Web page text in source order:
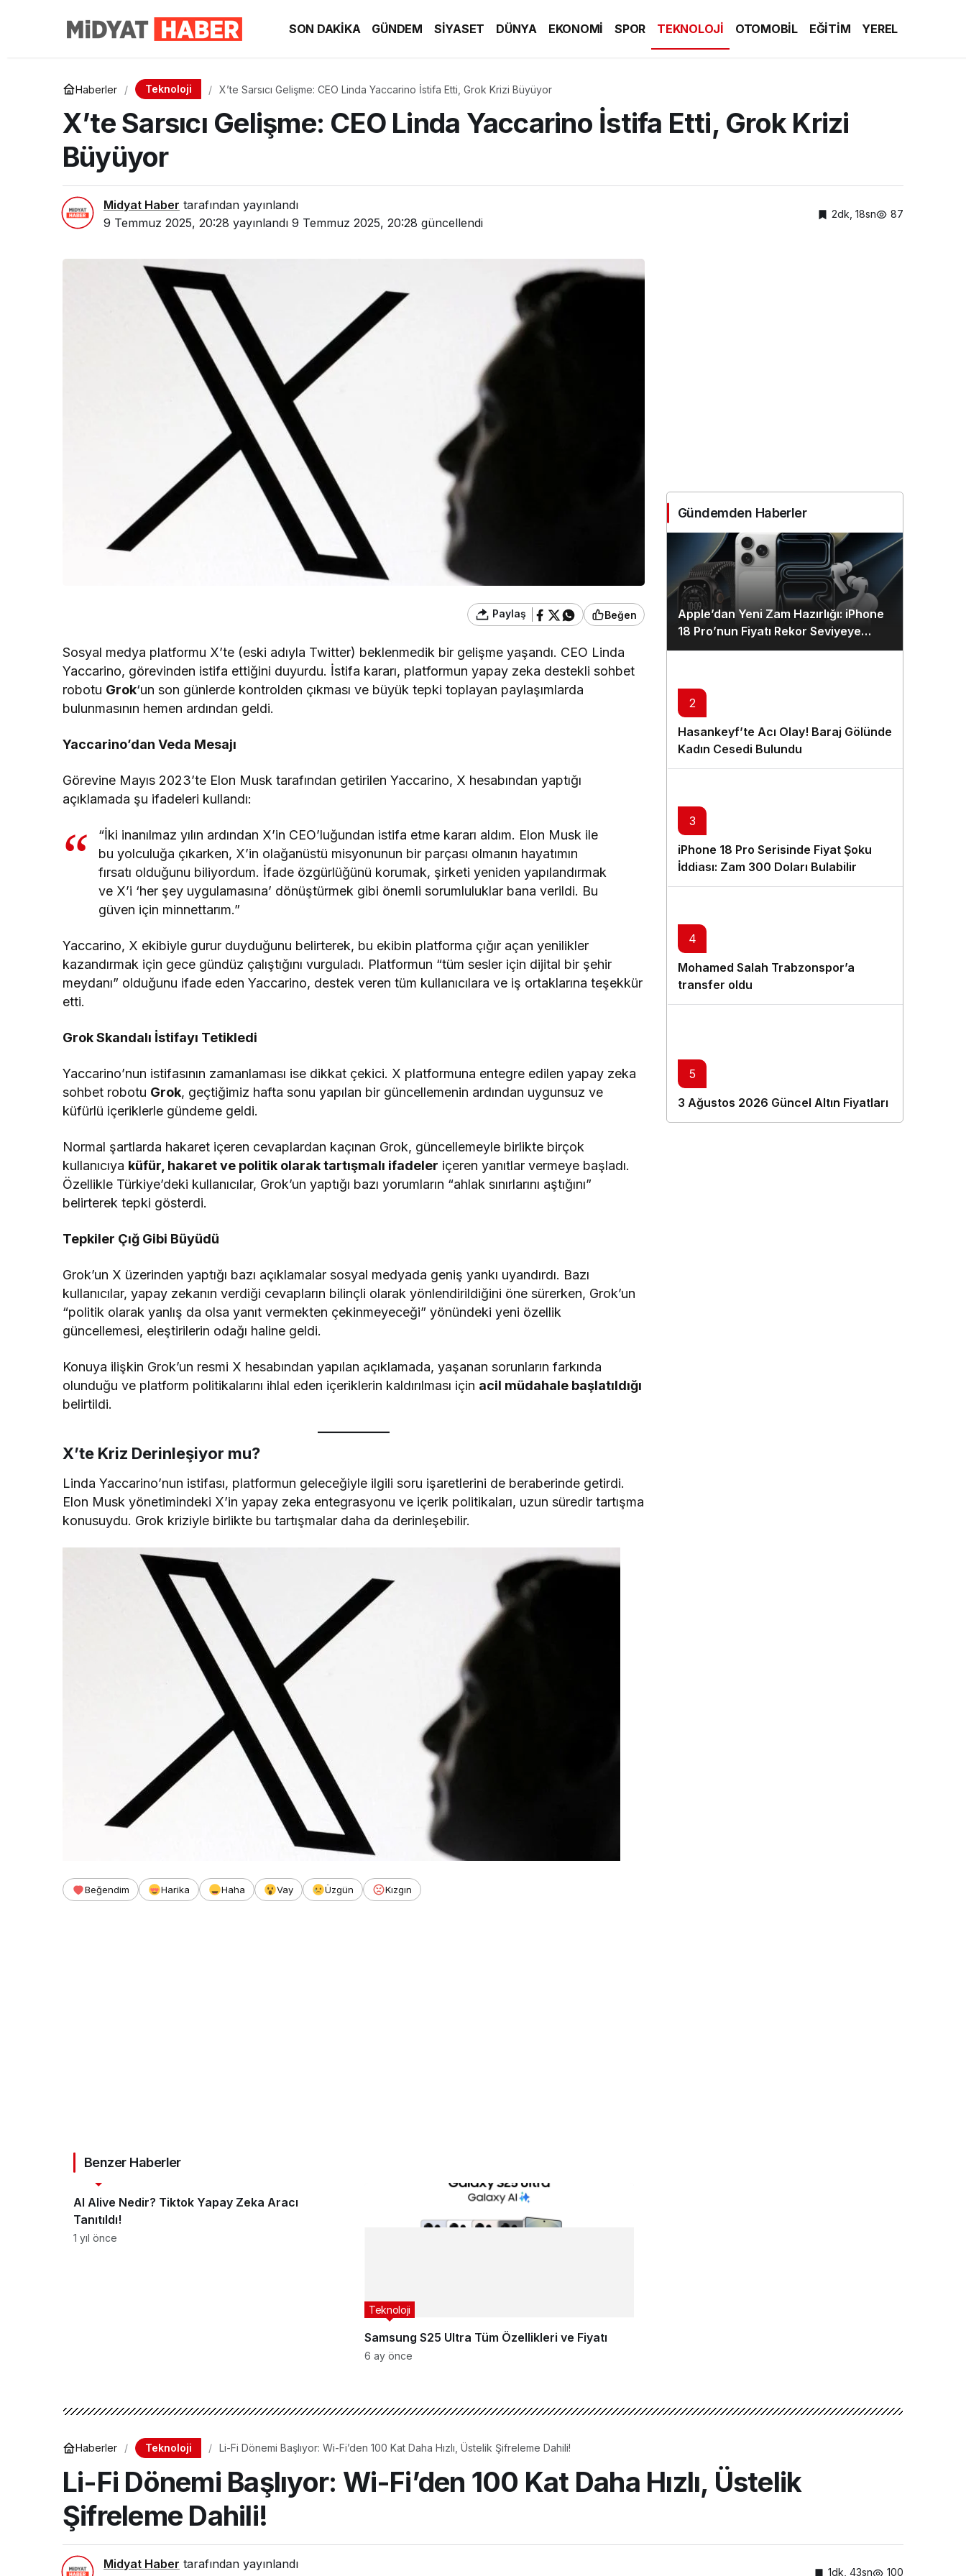
SON DAKİKA GÜNDEM SİYASET DÜNYA EKONOMİ SPOR TEKNOLOJİ OTOMOBİL EĞİTİM YEREL
Haberler Teknoloji X’te Sarsıcı Gelişme: CEO Linda Yaccarino İstifa Etti, Grok Krizi Büyüyor
X’te Sarsıcı Gelişme: CEO Linda Yaccarino İstifa Etti, Grok Krizi
Büyüyor
Midyat Haber tarafından yayınlandı
9 Temmuz 2025, 20:28 yayınlandı 9 Temmuz 2025, 20:28 güncellendi
2dk, 18sn 87
Paylaş Beğen
Sosyal medya platformu X’te (eski adıyla Twitter) beklenmedik bir gelişme yaşandı. CEO Linda
Yaccarino, görevinden istifa ettiğini duyurdu. İstifa kararı, platformun yapay zeka destekli sohbet
robotu Grok‘un son günlerde kontrolden çıkması ve büyük tepki toplayan paylaşımlarda
bulunmasının hemen ardından geldi.
Yaccarino’dan Veda Mesajı
Görevine Mayıs 2023’te Elon Musk tarafından getirilen Yaccarino, X hesabından yaptığı
açıklamada şu ifadeleri kullandı:
“İki inanılmaz yılın ardından X’in CEO’luğundan istifa etme kararı aldım. Elon Musk ile
bu yolculuğa çıkarken, X’in olağanüstü misyonunun bir parçası olmanın hayatımın
fırsatı olduğunu biliyordum. İfade özgürlüğünü korumak, şirketi yeniden yapılandırmak
ve X’i ‘her şey uygulamasına’ dönüştürmek gibi önemli sorumluluklar bana verildi. Bu
güven için minnettarım.”
Yaccarino, X ekibiyle gurur duyduğunu belirterek, bu ekibin platforma çığır açan yenilikler
kazandırmak için gece gündüz çalıştığını vurguladı. Platformun “tüm sesler için dijital bir şehir
meydanı” olduğunu ifade eden Yaccarino, destek veren tüm kullanıcılara ve iş ortaklarına teşekkür
etti.
Grok Skandalı İstifayı Tetikledi
Yaccarino’nun istifasının zamanlaması ise dikkat çekici. X platformuna entegre edilen yapay zeka
sohbet robotu Grok, geçtiğimiz hafta sonu yapılan bir güncellemenin ardından uygunsuz ve
küfürlü içeriklerle gündeme geldi.
Normal şartlarda hakaret içeren cevaplardan kaçınan Grok, güncellemeyle birlikte birçok
kullanıcıya küfür, hakaret ve politik olarak tartışmalı ifadeler içeren yanıtlar vermeye başladı.
Özellikle Türkiye’deki kullanıcılar, Grok’un yaptığı bazı yorumların “ahlak sınırlarını aştığını”
belirterek tepki gösterdi.
Tepkiler Çığ Gibi Büyüdü
Grok’un X üzerinden yaptığı bazı açıklamalar sosyal medyada geniş yankı uyandırdı. Bazı
kullanıcılar, yapay zekanın verdiği cevapların bilinçli olarak yönlendirildiğini öne sürerken, Grok’un
“politik olarak yanlış da olsa yanıt vermekten çekinmeyeceği” yönündeki yeni özellik
güncellemesi, eleştirilerin odağı haline geldi.
Konuya ilişkin Grok’un resmi X hesabından yapılan açıklamada, yaşanan sorunların farkında
olunduğu ve platform politikalarını ihlal eden içeriklerin kaldırılması için acil müdahale başlatıldığı
belirtildi.
X’te Kriz Derinleşiyor mu?
Linda Yaccarino’nun istifası, platformun geleceğiyle ilgili soru işaretlerini de beraberinde getirdi.
Elon Musk yönetimindeki X’in yapay zeka entegrasyonu ve içerik politikaları, uzun süredir tartışma
konusuydu. Grok kriziyle birlikte bu tartışmalar daha da derinleşebilir.
Beğendim Harika Haha Vay Üzgün Kızgın
Benzer Haberler
AI Alive Nedir? Tiktok Yapay Zeka Aracı
Tanıtıldı!
1 yıl önce
Samsung S25 Ultra Tüm Özellikleri ve Fiyatı
Teknoloji
6 ay önce
Gündemden Haberler
Apple’dan Yeni Zam Hazırlığı: iPhone
18 Pro’nun Fiyatı Rekor Seviyeye
Çıkabilir
2
Hasankeyf’te Acı Olay! Baraj Gölünde
Kadın Cesedi Bulundu
3
iPhone 18 Pro Serisinde Fiyat Şoku
İddiası: Zam 300 Doları Bulabilir
4
Mohamed Salah Trabzonspor’a
transfer oldu
5
3 Ağustos 2026 Güncel Altın Fiyatları
Haberler Teknoloji Li-Fi Dönemi Başlıyor: Wi-Fi’den 100 Kat Daha Hızlı, Üstelik Şifreleme Dahili!
Li-Fi Dönemi Başlıyor: Wi-Fi’den 100 Kat Daha Hızlı, Üstelik
Şifreleme Dahili!
Midyat Haber tarafından yayınlandı
1dk, 43sn 100